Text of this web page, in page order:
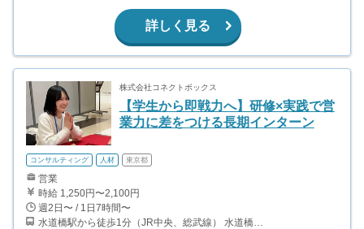
詳しく見る
株式会社コネクトボックス
【学生から即戦力へ】研修×実践で営
業力に差をつける長期インターン
コンサルティング 人材 東京都
営業
時給 1,250円〜2,100円
週2日〜 / 1日7時間〜
水道橋駅から徒歩1分（JR中央、総武線） 水道橋駅から徒歩6分（都営三田線）